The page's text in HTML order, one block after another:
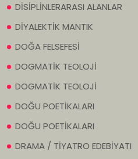
DİSİPLİNLERARASI ALANLAR
DİYALEKTİK MANTIK
DOĞA FELSEFESİ
DOGMATİK TEOLOJİ
DOGMATİK TEOLOJİ
DOĞU POETİKALARI
DOĞU POETİKALARI
DRAMA / TİYATRO EDEBİYATI